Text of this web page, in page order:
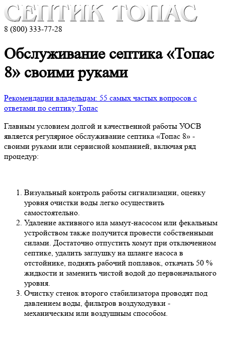
8 (800) 333-77-28
Обслуживание септика «Топас
8» своими руками
Рекомендации владельцам: 55 самых частых вопросов с
ответами по септику Топас
Главным условием долгой и качественной работы УОСВ
является регулярное обслуживание септика «Топас 8» -
своими руками или сервисной компанией, включая ряд
процедур:
Визуальный контроль работы сигнализации, оценку
уровня очистки воды легко осуществить
самостоятельно.
Удаление активного ила мамут-насосом или фекальным
устройством также получится провести собственными
силами. Достаточно отпустить хомут при отключенном
септике, удалить заглушку на шланге насоса в
отстойнике, поднять рабочий поплавок, откачать 50 %
жидкости и заменить чистой водой до первоначального
уровня.
Очистку стенок второго стабилизатора проводят под
давлением воды, фильтров воздуходувки -
механическим или воздушным способом.